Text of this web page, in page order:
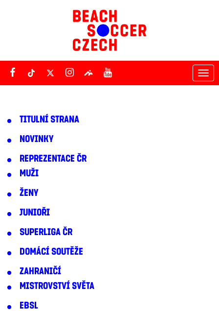
TITULNÍ STRANA
NOVINKY
REPREZENTACE ČR
MUŽI
ŽENY
JUNIOŘI
SUPERLIGA ČR
DOMÁCÍ SOUTĚŽE
ZAHRANIČÍ
MISTROVSTVÍ SVĚTA
EBSL